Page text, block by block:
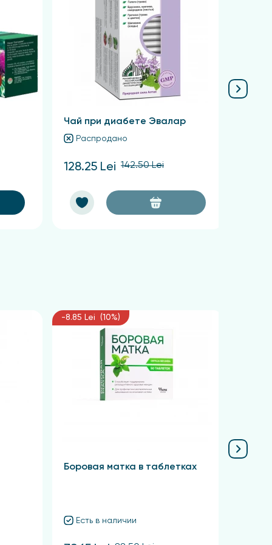
Филиалы во многих городах страны:
Чай при диабете Эвалар
Распродано
128.25 Lei 142.50 Lei
-8.85 Lei (10%)
Боровая матка в таблетках
Есть в наличии